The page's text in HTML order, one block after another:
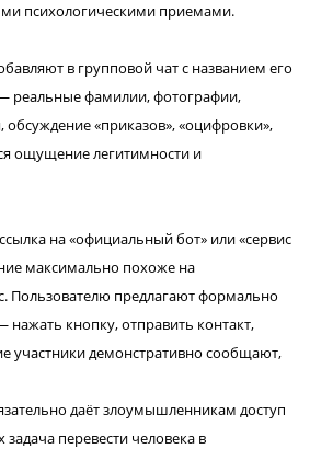
психологическими приемами.
в групповой чат с названием его
реальные фамилии, фотографии,
«приказов», «оцифровки»,
ощущение легитимности и
на «официальный бот» или «сервис
максимально похоже на
Пользователю предлагают формально
нажать кнопку, отправить контакт,
участники демонстративно сообщают,
даёт злоумышленникам доступ
перевести человека в